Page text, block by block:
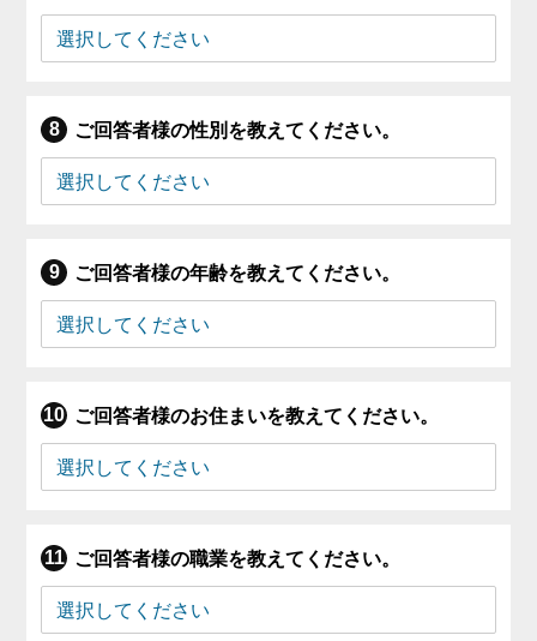
ご回答者様の性別を教えてください。
ご回答者様の年齢を教えてください。
ご回答者様のお住まいを教えてください。
ご回答者様の職業を教えてください。